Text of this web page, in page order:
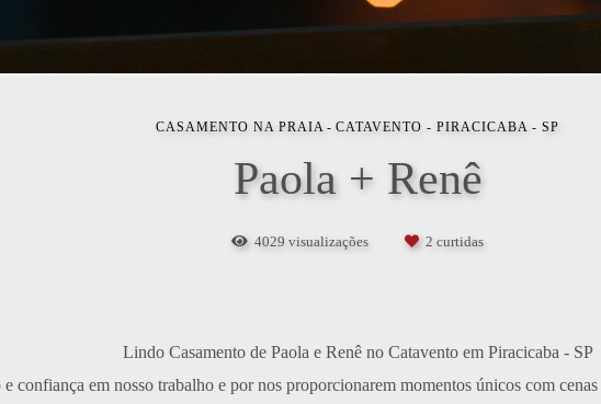
CASAMENTO NA PRAIA CATAVENTO - PIRACICABA - SP
Paola + Renê
4029 visualizações 2 curtidas
Lindo Casamento de Paola e Renê no Catavento em Piracicaba - SP
confiança em nosso trabalho e por nos proporcionarem momentos únicos com